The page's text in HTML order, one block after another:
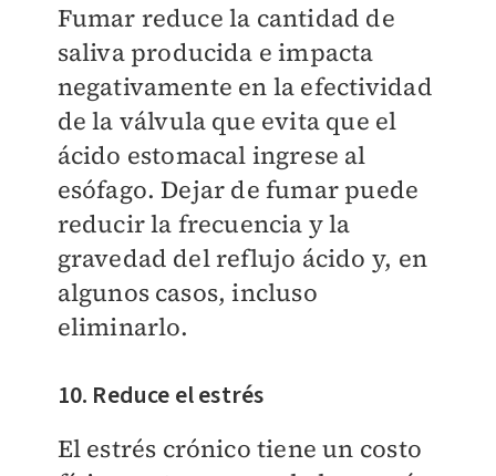
Fumar reduce la cantidad de
saliva producida e impacta
negativamente en la efectividad
de la válvula que evita que el
ácido estomacal ingrese al
esófago. Dejar de fumar puede
reducir la frecuencia y la
gravedad del reflujo ácido y, en
algunos casos, incluso
eliminarlo.
10. Reduce el estrés
El estrés crónico tiene un costo